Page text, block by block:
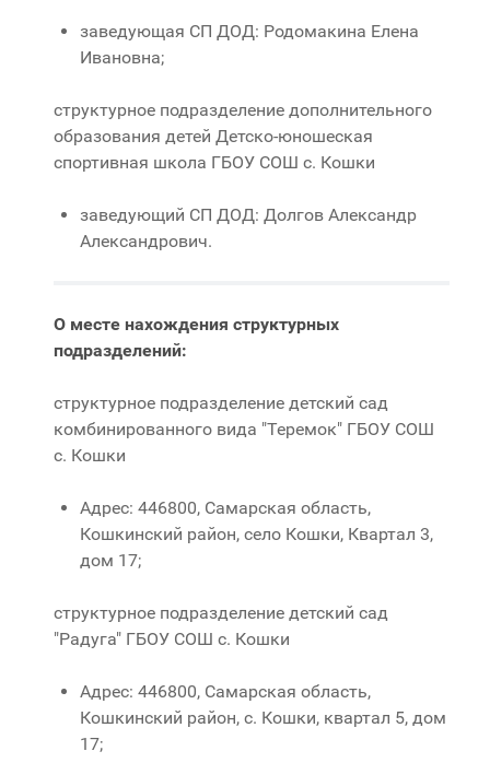
заведующая СП ДОД: Родомакина Елена
Ивановна;
структурное подразделение дополнительного
образования детей Детско-юношеская
спортивная школа ГБОУ СОШ с. Кошки
заведующий СП ДОД: Долгов Александр
Александрович.
О месте нахождения структурных
подразделений:
структурное подразделение детский сад
комбинированного вида "Теремок" ГБОУ СОШ
с. Кошки
Адрес: 446800, Самарская область,
Кошкинский район, село Кошки, Квартал 3,
дом 17;
структурное подразделение детский сад
"Радуга" ГБОУ СОШ с. Кошки
Адрес: 446800, Самарская область,
Кошкинский район, с. Кошки, квартал 5, дом
17;